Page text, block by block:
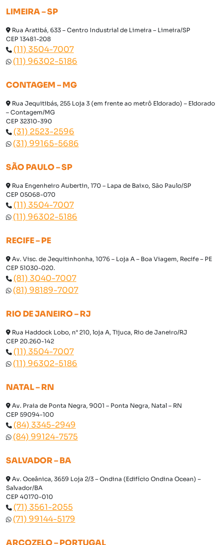
LIMEIRA – SP
Rua Aratibá, 633 – Centro Industrial de Limeira – Limeira/SP
CEP 13481-208
(11) 3504-7007
(11) 96302-5186
CONTAGEM – MG
Rua Jequitibás, 255 Loja 3 (em frente ao metrô Eldorado) – Eldorado
– Contagem/MG
CEP 32310-390
(31) 2523-2596
(31) 99165-5686
SÃO PAULO – SP
Rua Engenheiro Aubertin, 170 – Lapa de Baixo, São Paulo/SP
CEP 05068-070
(11) 3504-7007
(11) 96302-5186
RECIFE – PE
Av. Visc. de Jequitinhonha, 1076 – Loja A – Boa Viagem, Recife – PE
CEP 51030-020.
(81) 3040-7007
(81) 98189-7007
RIO DE JANEIRO – RJ
Rua Haddock Lobo, n° 210, loja A, Tijuca, Rio de Janeiro/RJ
CEP 20.260-142
(11) 3504-7007
(11) 96302-5186
NATAL – RN
Av. Praia de Ponta Negra, 9001 – Ponta Negra, Natal – RN
CEP 59094-100
(84) 3345-2949
(84) 99124-7575
SALVADOR – BA
Av. Oceânica, 3659 Loja 2/3 – Ondina (Edifício Ondina Ocean) –
Salvador/BA
CEP 40170-010
(71) 3561-2055
(71) 99144-5179
ARCOZELO – PORTUGAL